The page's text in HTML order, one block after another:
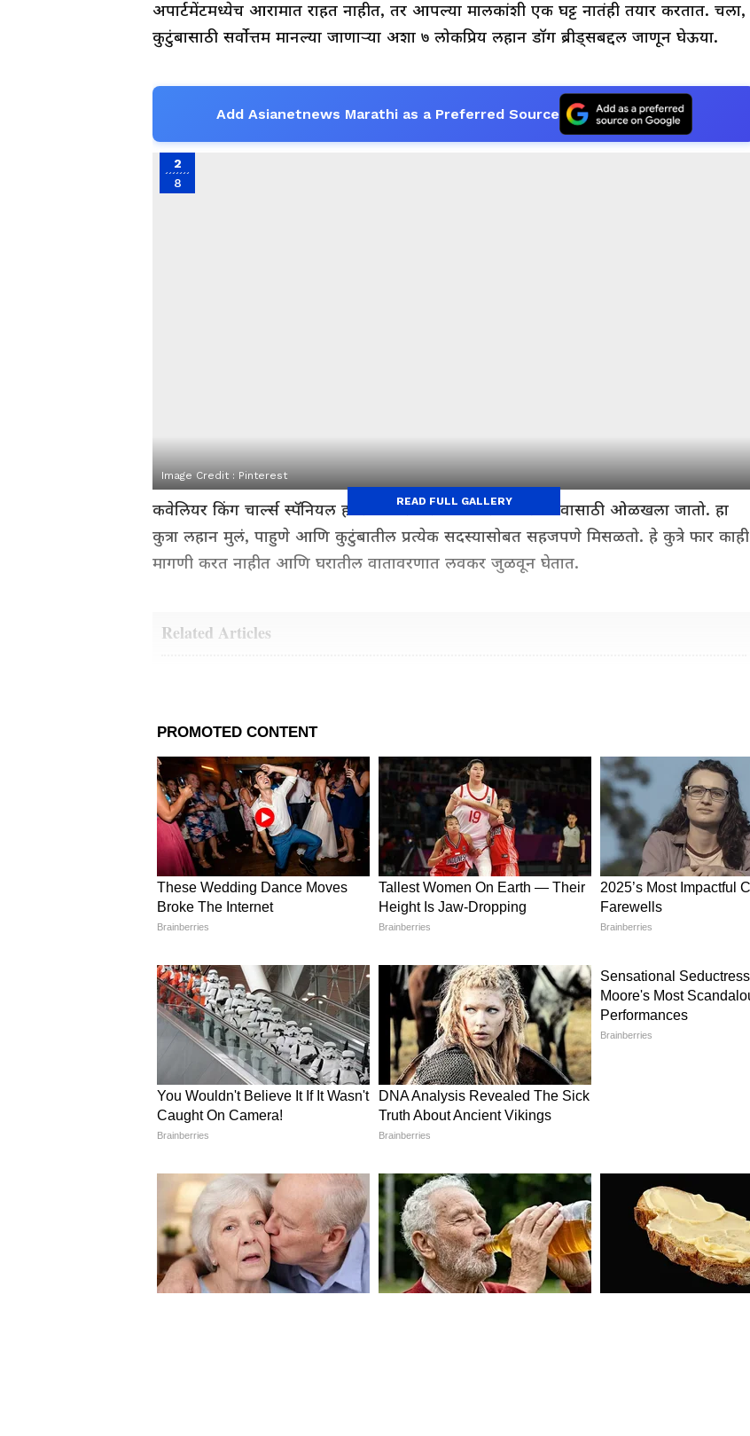
अपार्टमेंटमध्येच आरामात राहत नाहीत, तर आपल्या मालकांशी एक घट्ट नातंही तयार करतात. चला,
कुटुंबासाठी सर्वोत्तम मानल्या जाणाऱ्या अशा ७ लोकप्रिय लहान डॉग ब्रीड्सबद्दल जाणून घेऊया.
Add Asianetnews Marathi as a Preferred Source
2
8
Image Credit : Pinterest
कवेलियर किंग चार्ल्स स्पॅनियल हा त्याच्या फ्रेंडली आणि प्रेमळ स्वभावासाठी ओळखला जातो. हा
कुत्रा लहान मुलं, पाहुणे आणि कुटुंबातील प्रत्येक सदस्यासोबत सहजपणे मिसळतो. हे कुत्रे फार काही
मागणी करत नाहीत आणि घरातील वातावरणात लवकर जुळवून घेतात.
Related Articles
कुत्र्यांना बसवणार मायक्रोचिप!
3
8
Image Credit :Pinterest
READ FULL GALLERY